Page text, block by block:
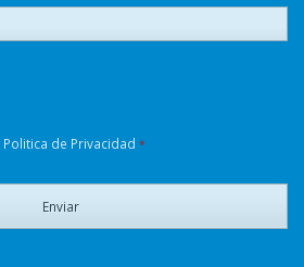
Politica de Privacidad *
Enviar